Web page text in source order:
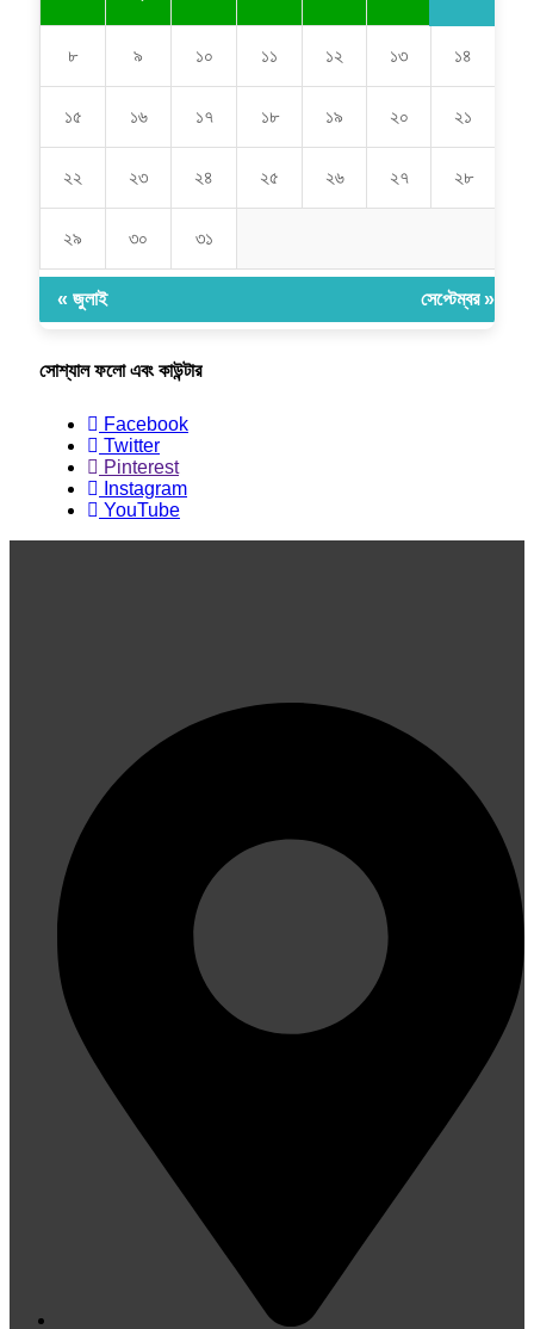
৮ ৯ ১০ ১১ ১২ ১৩ ১৪
১৫ ১৬ ১৭ ১৮ ১৯ ২০ ২১
২২ ২৩ ২৪ ২৫ ২৬ ২৭ ২৮
২৯ ৩০ ৩১
« জুলাই সেপ্টেম্বর »
সোশ্যাল ফলো এবং কাউন্টার
Facebook
Twitter
Pinterest
Instagram
YouTube